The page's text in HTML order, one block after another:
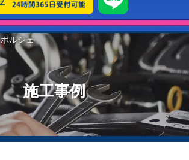
ポルシェ
施工事例